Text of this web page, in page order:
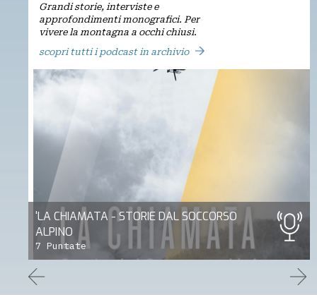
Grandi storie, interviste e
approfondimenti monografici. Per
vivere la montagna a occhi chiusi.
scopri tutti i podcast in archivio
'LA CHIAMATA - STORIE DAL SOCCORSO
ALPINO
7 Puntate